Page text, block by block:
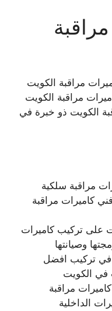
مراقبة الكويت
مراقبة الكويت
الكويت ذو خبرة في
مراقبة سلكية
كاميرات مراقبة
على تركيب كاميرات
وصيانتها
في تركيب افضل
في الكويت
مراقبة
الداخلية